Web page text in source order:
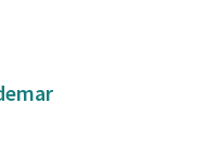
Calafell parc a Valdemar